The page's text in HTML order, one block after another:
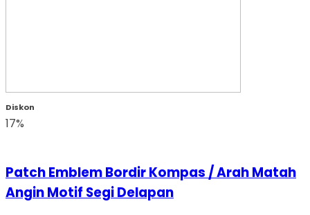
Diskon
17%
Patch Emblem Bordir Kompas / Arah Matah
Angin Motif Segi Delapan